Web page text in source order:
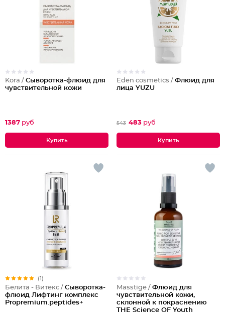
Kora / Сыворотка-флюид для
чувствительной кожи
1387 руб
Eden cosmetics / Флюид для
лица YUZU
543 483 руб
(1)
Белита - Витекс / Сыворотка-
флюид Лифтинг комплекс
Propremium.peptides+
Masstige / Флюид для
чувствительной кожи,
склонной к покраснению
THE Science OF Youth